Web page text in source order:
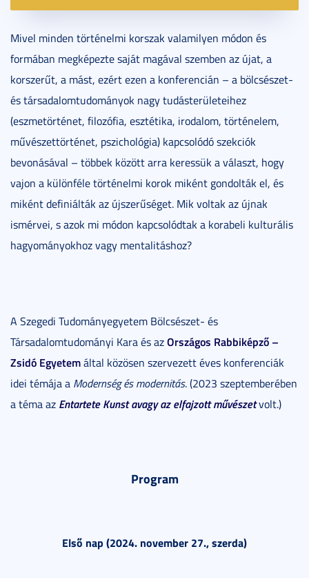
Mivel minden történelmi korszak valamilyen módon és
formában megképezte saját magával szemben az újat, a
korszerűt, a mást, ezért ezen a konferencián – a bölcsészet-
és társadalomtudományok nagy tudásterületeihez
(eszmetörténet, filozófia, esztétika, irodalom, történelem,
művészettörténet, pszichológia) kapcsolódó szekciók
bevonásával – többek között arra keressük a választ, hogy
vajon a különféle történelmi korok miként gondolták el, és
miként definiálták az újszerűséget. Mik voltak az újnak
ismérvei, s azok mi módon kapcsolódtak a korabeli kulturális
hagyományokhoz vagy mentalitáshoz?
A Szegedi Tudományegyetem Bölcsészet- és
Társadalomtudományi Kara és azOrszágos Rabbiképző –
Zsidó Egyetemáltal közösen szervezett éves konferenciák
idei témája a Modernség és modernitás. (2023 szeptemberében
a téma az Entartete Kunst avagy az elfajzott művészetvolt.)
Program
Első nap (2024. november 27., szerda)